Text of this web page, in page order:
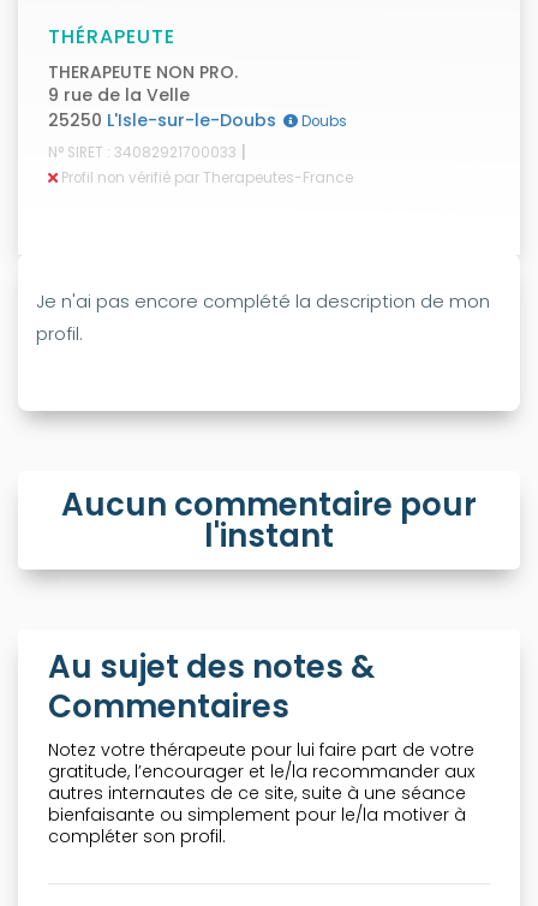
THÉRAPEUTE
THERAPEUTE NON PRO.
9 rue de la Velle
25250 L'Isle-sur-le-Doubs
Doubs
N° SIRET : 34082921700033 |
Profil non vérifié par Therapeutes-France
Je n'ai pas encore complété la description de mon
profil.
Aucun commentaire pour
l'instant
Au sujet des notes &
Commentaires
Notez votre thérapeute pour lui faire part de votre
gratitude, l’encourager et le/la recommander aux
autres internautes de ce site, suite à une séance
bienfaisante ou simplement pour le/la motiver à
compléter son profil.